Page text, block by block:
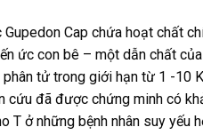
Gupedon Cap chứa hoạt chất
ức con bê – một dẫn chất
tử trong giới hạn từ 1 -10
cứu đã được chứng minh có
T ở những bệnh nhân suy yếu